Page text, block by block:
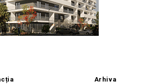
Arhiva